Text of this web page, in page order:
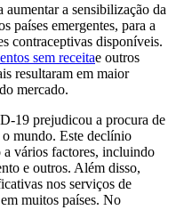
a sensibilização da
países emergentes, para a
contraceptivas disponíveis.
sem receitae outros
resultaram em maior
mercado.
19 prejudicou a procura de
mundo. Este declínio
vários factores, incluindo
e outros. Além disso,
nos serviços de
muitos países. No